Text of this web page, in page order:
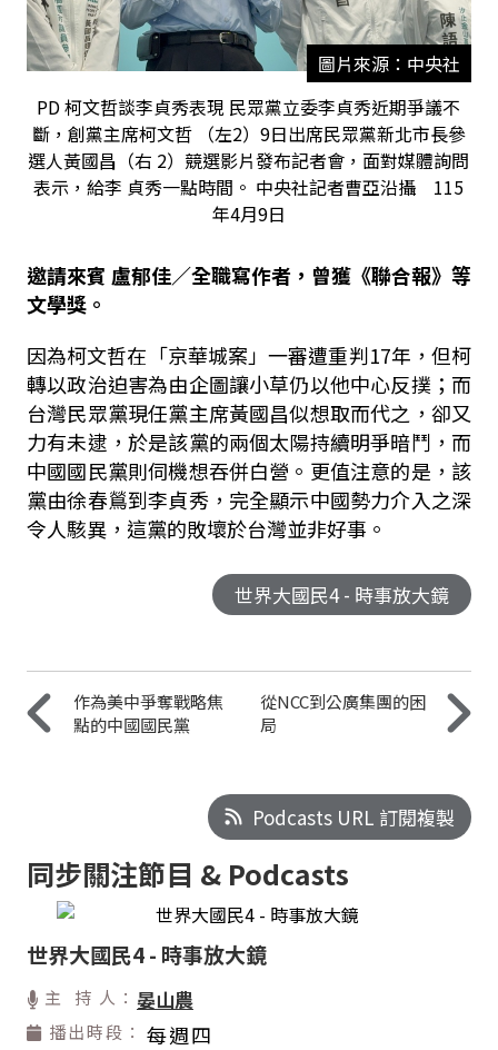
圖片來源：中央社
PD 柯文哲談李貞秀表現 民眾黨立委李貞秀近期爭議不
斷，創黨主席柯文哲 （左2）9日出席民眾黨新北市長參
選人黃國昌（右 2）競選影片發布記者會，面對媒體詢問
表示，給李 貞秀一點時間。 中央社記者曹亞沿攝 115
年4月9日
邀請來賓 盧郁佳／全職寫作者，曾獲《聯合報》等
文學獎。
因為柯文哲在「京華城案」一審遭重判17年，但柯
轉以政治迫害為由企圖讓小草仍以他中心反撲；而
台灣民眾黨現任黨主席黃國昌似想取而代之，卻又
力有未逮，於是該黨的兩個太陽持續明爭暗鬥，而
中國國民黨則伺機想吞併白營。更值注意的是，該
黨由徐春鶑到李貞秀，完全顯示中國勢力介入之深
令人駭異，這黨的敗壞於台灣並非好事。
世界大國民4 - 時事放大鏡
作為美中爭奪戰略焦
點的中國國民黨
從NCC到公廣集團的困
局
Podcasts URL 訂閱複製
同步關注節目 & Podcasts
世界大國民4 - 時事放大鏡
主 持 人： 晏山農
播出時段： 每週四